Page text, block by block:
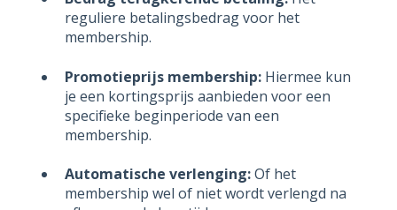
reguliere betalingsbedrag voor het
membership.
Promotieprijs membership: Hiermee kun
je een kortingsprijs aanbieden voor een
specifieke beginperiode van een
membership.
Automatische verlenging:Of het
membership wel of niet wordt verlengd na